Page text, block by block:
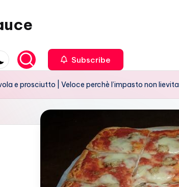
Subscribe
e prosciutto | Veloce perchè l’impasto non lievita